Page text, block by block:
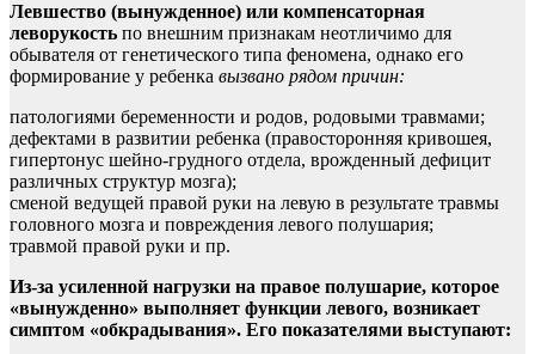
Левшество (вынужденное) или компенсаторная
леворукость по внешним признакам неотличимо для
обывателя от генетического типа феномена, однако его
формирование у ребенка вызвано рядом причин:
патологиями беременности и родов, родовыми травмами;
дефектами в развитии ребенка (правосторонняя кривошея,
гипертонус шейно-грудного отдела, врожденный дефицит
различных структур мозга);
сменой ведущей правой руки на левую в результате травмы
головного мозга и повреждения левого полушария;
травмой правой руки и пр.
Из-за усиленной нагрузки на правое полушарие, которое
«вынужденно» выполняет функции левого, возникает
симптом «обкрадывания». Его показателями выступают: